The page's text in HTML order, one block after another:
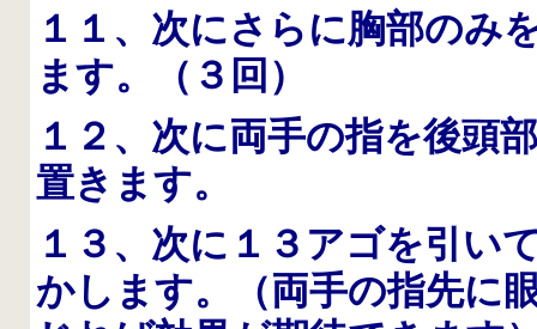
１１、次にさらに胸部のみ
ます。（３回）
１２、次に両手の指を後頭
置きます。
１３、次に１３アゴを引い
かします。（両手の指先に